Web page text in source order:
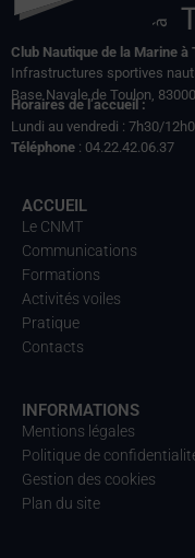
Club Nautique de la Marine à
Infrastructures sportives
Base Navale de Toulon,
Horaires de l’accueil :
Lundi au vendredi : 7h30/
Téléphone : 04.22.42.06.37
ACCUEIL
Le CNMT
Communications
Formations
Activités voiles
Pratique
Contacts
INFORMATIONS
Mentions légales
Politique de
Gestion des cookies
Plan du site